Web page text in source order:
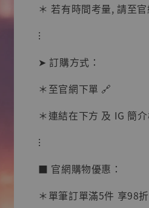
【現貨】
彈飛 鵝城縣長
子 [BK01]
NT$ 4,980
-
＊ 若有時間考量, 請至
⁝
➤ 訂購方式：
＊至官網下單 🔗
＊連結在下方 及 IG 簡
⁝
■ 官網購物優惠：
＊單筆訂單滿5件 享98折